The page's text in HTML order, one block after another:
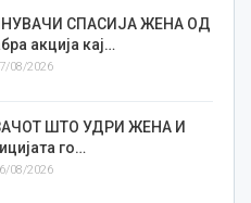
СПАСИЈА ЖЕНА ОД
акција кај…
08/2026
ШТО УДРИ ЖЕНА И
го…
08/2026